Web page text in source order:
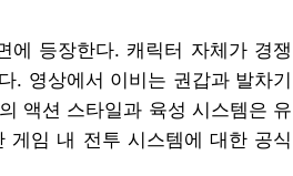
에 등장한다. 캐릭터 자체가 경쟁
. 영상에서 이비는 권갑과 발차기
액션 스타일과 육성 시스템은 유
게임 내 전투 시스템에 대한 공식